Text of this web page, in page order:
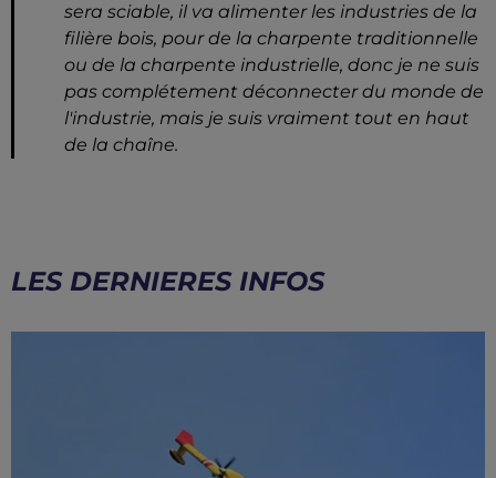
sera sciable, il va alimenter les industries de la
filière bois, pour de la charpente traditionnelle
ou de la charpente industrielle, donc je ne suis
pas complétement déconnecter du monde de
l'industrie, mais je suis vraiment tout en haut
de la chaîne.
LES DERNIERES INFOS